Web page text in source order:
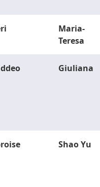
Maria-
Teresa
Giuliana
Shao Yu